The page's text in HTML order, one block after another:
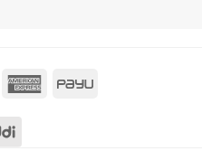
MasterCardAmericanPayU